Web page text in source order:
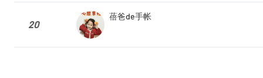
20
蓓爸de手帐